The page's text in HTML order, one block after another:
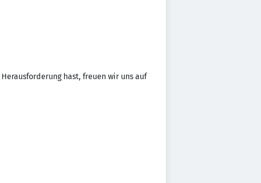
hast, freuen wir uns auf